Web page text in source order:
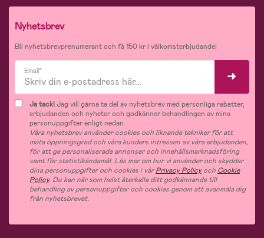
Nyhetsbrev
Bli nyhetsbrevprenumerant och få 150 kr i välkomsterbjudande!
Email*
Ja tack!Jag vill gärna ta del av nyhetsbrev med personliga rabatter,
erbjudanden och nyheter och godkänner behandlingen av mina
personuppgifter enligt nedan.
Våra nyhetsbrev använder cookies och liknande tekniker för att
mäta öppningsgrad och våra kunders intressen av våra erbjudanden,
för att ge personaliserade annonser och innehållsmarknadsföring
samt för statistikändamål. Läs mer om hur vi använder och skyddar
dina personuppgifter och cookies i vårPrivacy Policyoch Cookie
Policy. Du kan när som helst återkalla ditt godkännande till
behandling av personuppgifter och cookies genom att avanmäla dig
från nyhetsbrevet.